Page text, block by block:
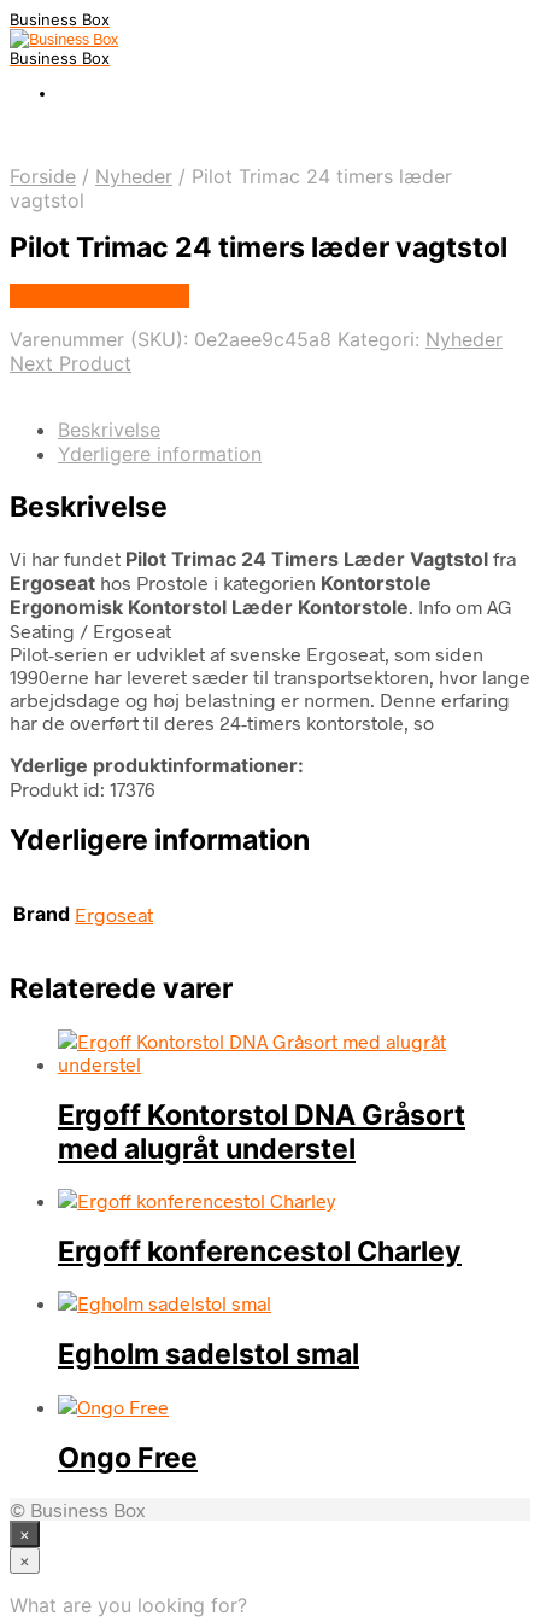
Business Box
Business Box
Forside / Nyheder / Pilot Trimac 24 timers læder
vagtstol
Pilot Trimac 24 timers læder vagtstol
Varenummer (SKU): 0e2aee9c45a8 Kategori: Nyheder
Next Product
Beskrivelse
Yderligere information
Beskrivelse
Vi har fundet Pilot Trimac 24 Timers Læder Vagtstol fra
Ergoseat hos Prostole i kategorien Kontorstole
Ergonomisk Kontorstol Læder Kontorstole. Info om AG
Seating / Ergoseat
Pilot-serien er udviklet af svenske Ergoseat, som siden
1990erne har leveret sæder til transportsektoren, hvor lange
arbejdsdage og høj belastning er normen. Denne erfaring
har de overført til deres 24-timers kontorstole, so
Yderlige produktinformationer:
Produkt id: 17376
Yderligere information
Brand Ergoseat
Relaterede varer
Ergoff Kontorstol DNA Gråsort
med alugråt understel
Ergoff konferencestol Charley
Egholm sadelstol smal
Ongo Free
© Business Box
×
×
What are you looking for?